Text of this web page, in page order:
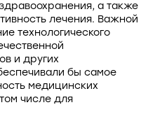
а также
лечения. Важной
технологического
и других
бы самое
медицинских
числе для